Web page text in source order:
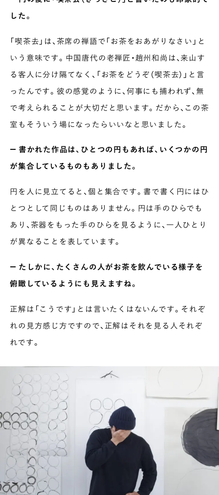
した。
「喫茶去」は、茶席の禅語で「お茶をおあがりなさい」と
いう意味です。中国唐代の老禅匠・趙州和尚は、来山す
る客人に分け隔てなく、「お茶をどうぞ（喫茶去）」と言
ったんです。彼の感覚のように、何事にも捕われず、無
で考えられることが大切だと思います。だから、この茶
室もそういう場になったらいいなと思いました。
― 書かれた作品は、ひとつの円もあれば、いくつかの円
が集合しているものもありました。
円を人に見立てると、個と集合です。書で書く円にはひ
とつとして同じものはありません。円は手のひらでも
あり、茶器をもった手のひらを見るように、一人ひとり
が異なることを表しています。
― たしかに、たくさんの人がお茶を飲んでいる様子を
俯瞰しているようにも見えますね。
正解は「こうです」とは言いたくはないんです。それぞ
れの見方感じ方ですので、正解はそれを見る人それぞ
れです。